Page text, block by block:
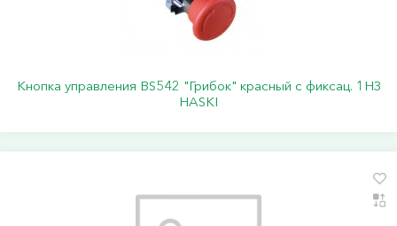
Кнопка управления BS542 "Грибок" красный с фиксац. 1НЗ
HASKI